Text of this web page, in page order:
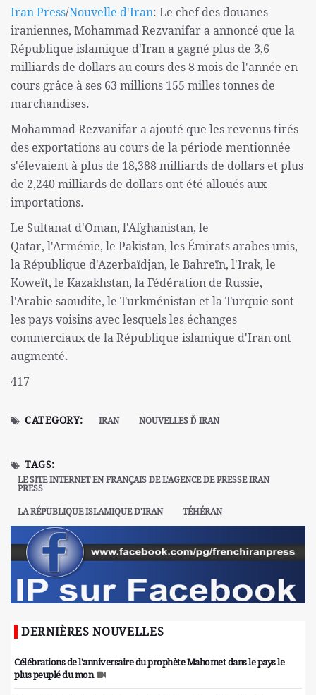
Iran Press/Nouvelle d'Iran: Le chef des douanes
iraniennes, Mohammad Rezvanifar a annoncé que la
République islamique d'Iran a gagné plus de 3,6
milliards de dollars au cours des 8 mois de l'année en
cours grâce à ses 63 millions 155 milles tonnes de
marchandises.
Mohammad Rezvanifar a ajouté que les revenus tirés
des exportations au cours de la période mentionnée
s'élevaient à plus de 18,388 milliards de dollars et plus
de 2,240 milliards de dollars ont été alloués aux
importations.
Le Sultanat d'Oman, l'Afghanistan, le
Qatar, l'Arménie, le Pakistan, les Émirats arabes unis,
la République d'Azerbaïdjan, le Bahreïn, l'Irak, le
Koweït, le Kazakhstan, la Fédération de Russie,
l'Arabie saoudite, le Turkménistan et la Turquie sont
les pays voisins avec lesquels les échanges
commerciaux de la République islamique d'Iran ont
augmenté.
417
CATEGORY: IRAN NOUVELLES Ď IRAN
TAGS:
LE SITE INTERNET EN FRANÇAIS DE L'AGENCE DE PRESSE IRAN
PRESS
LA RÉPUBLIQUE ISLAMIQUE D'IRAN
TÉHÉRAN
DERNIÈRES NOUVELLES
Célébrations de l'anniversaire du prophète Mahomet dans le pays le
plus peuplé du mon